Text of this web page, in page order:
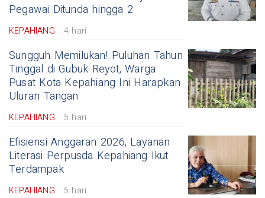
Pegawai Ditunda hingga 2
KEPAHIANG 4 hari
Sungguh Memilukan! Puluhan Tahun
Tinggal di Gubuk Reyot, Warga
Pusat Kota Kepahiang Ini Harapkan
Uluran Tangan
KEPAHIANG 5 hari
Efisiensi Anggaran 2026, Layanan
Literasi Perpusda Kepahiang Ikut
Terdampak
KEPAHIANG 5 hari